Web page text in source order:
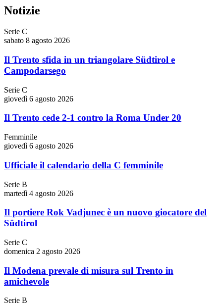
Notizie
Serie C
sabato 8 agosto 2026
Il Trento sfida in un triangolare Südtirol e
Campodarsego
Serie C
giovedì 6 agosto 2026
Il Trento cede 2-1 contro la Roma Under 20
Femminile
giovedì 6 agosto 2026
Ufficiale il calendario della C femminile
Serie B
martedì 4 agosto 2026
Il portiere Rok Vadjunec è un nuovo giocatore del
Südtirol
Serie C
domenica 2 agosto 2026
Il Modena prevale di misura sul Trento in
amichevole
Serie B